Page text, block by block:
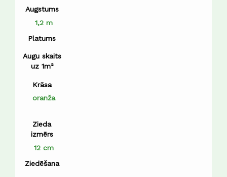
Augstums
1,2 m
Platums
Augu skaits
uz 1m²
Krāsa
oranža
Zieda
izmērs
12 cm
Ziedēšana